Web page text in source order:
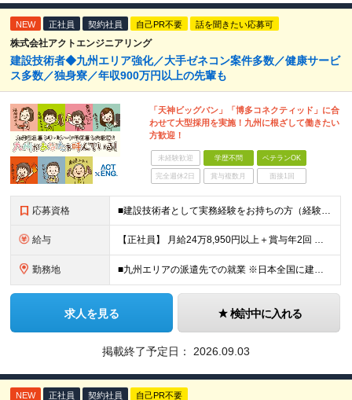
NEW 正社員 契約社員 自己PR不要 話を聞きたい応募可
株式会社アクトエンジニアリング
建設技術者◆九州エリア強化／大手ゼネコン案件多数／健康サービ
ス多数／独身寮／年収900万円以上の先輩も
「天神ビッグバン」「博多コネクティッド」に合
わせて大型採用を実施！九州に根ざして働きたい
方歓迎！
未経験歓迎 学歴不問 ベテランOK
完全週休2日 賞与複数月 面接1回
応募資格 ■建設技術者として実務経験をお持ちの方（経験年数不問） ※学歴不問 ※第二新卒歓迎 【こんな方はぜひご応募ください】 ■九州で働きたい ■大手ゼネコンのプロジェクトに関わってみたい ■福利厚生が整
給与 【正社員】 月給24万8,950円以上＋賞与年2回 ※年齢・経験・スキル等を考慮の上、当社規定により決定します。 ※残業代、通勤交通費は別途全額支給しています。 【契約社員】 月給28万2,080円
勤務地 ■九州エリアの派遣先での就業 ※日本全国に建設技術者のニーズがあります。U・Iターン希望の方も歓迎しておりますので、ご希望を気軽にお聞かせください。 ◆本社／東京都港区赤坂3-8-15 THE AK
求人を見る 検討中に入れる
掲載終了予定日： 2026.09.03
NEW 正社員 契約社員 自己PR不要